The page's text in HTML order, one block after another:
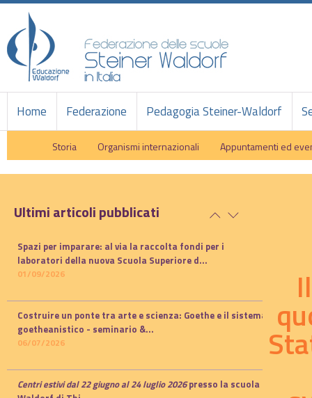
Home Federazione Pedagogia Steiner-Waldorf
Storia Organismi internazionali Appuntamenti ed
Ultimi articoli pubblicati
Spazi per imparare: al via la raccolta fondi per i
laboratori della nuova Scuola Superiore d...
01/09/2026
Costruire un ponte tra arte e scienza: Goethe e il sistema
goetheanistico - seminario &...
06/07/2026
Centri estivi dal 22 giugno al 24 luglio 2026presso la scuola